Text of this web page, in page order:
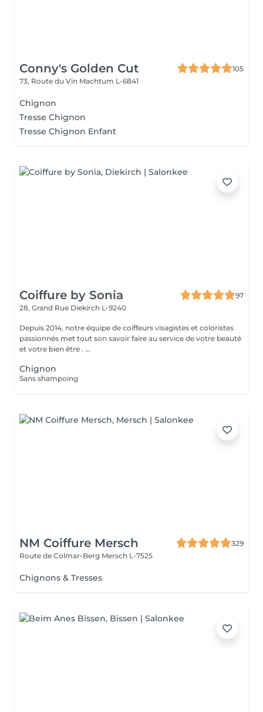
Conny's Golden Cut
105
73, Route du Vin Machtum L-6841
Chignon
Tresse Chignon
Tresse Chignon Enfant
Coiffure by Sonia
97
28, Grand Rue Diekirch L-9240
Depuis 2014, notre équipe de coiffeurs visagistes et coloristes
passionnés met tout son savoir faire au service de votre beauté
et votre bien être . ...
Chignon
Sans shampoing
NM Coiffure Mersch
329
Route de Colmar-Berg Mersch L-7525
Chignons & Tresses